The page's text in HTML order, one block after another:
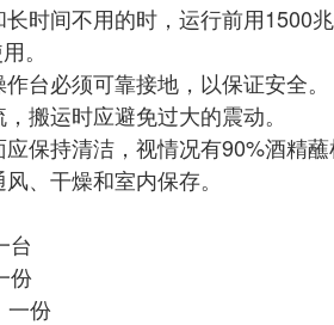
时间不用的时，运行前用1500
。
台必须可靠接地，以保证安全。
搬运时应避免过大的震动。
保持清洁，视情况有90%酒精蘸
、干燥和室内保存。
份